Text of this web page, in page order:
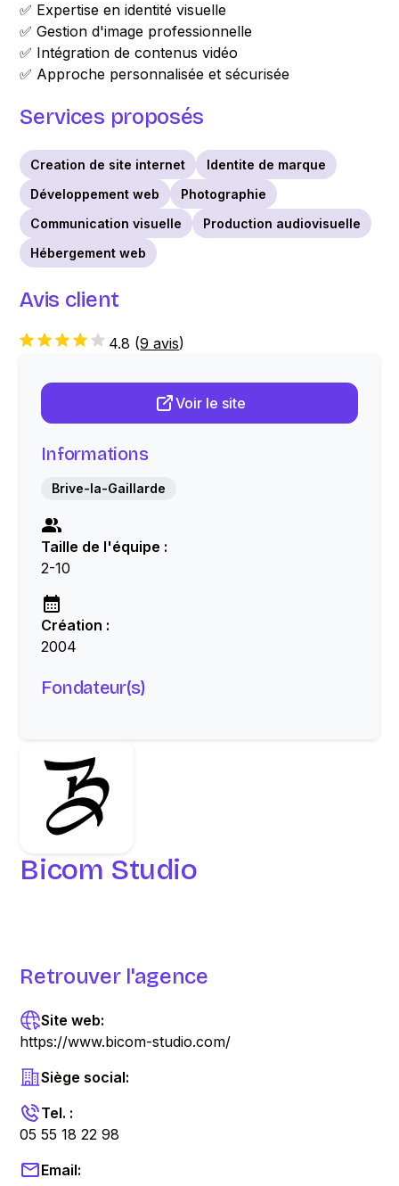
Bicom Studio
✅ Expertise en identité visuelle
✅ Gestion d'image professionnelle
✅ Intégration de contenus vidéo
✅ Approche personnalisée et sécurisée
Services proposés
Creation de site internet
Identite de marque
Développement web
Photographie
Communication visuelle
Production audiovisuelle
Hébergement web
Avis client
4.8 (9 avis)
Voir le site
Informations
Brive-la-Gaillarde
Taille de l'équipe :
2-10
Création :
2004
Fondateur(s)
Retrouver l'agence
Site web:
https://www.bicom-studio.com/
Siège social:
Tel. :
05 55 18 22 98
Email: